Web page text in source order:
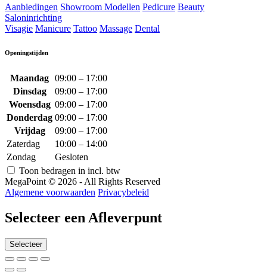
Aanbiedingen Showroom Modellen Pedicure Beauty
Saloninrichting
Visagie Manicure Tattoo Massage Dental
Openingstijden
Maandag 09:00 – 17:00
Dinsdag
09:00 – 17:00
Woensdag 09:00 – 17:00
Donderdag 09:00 – 17:00
Vrijdag
09:00 – 17:00
Zaterdag
10:00 – 14:00
Zondag
Gesloten
Toon bedragen in incl. btw
MegaPoint © 2026 - All Rights Reserved
Algemene voorwaarden Privacybeleid
Selecteer een Afleverpunt
Selecteer